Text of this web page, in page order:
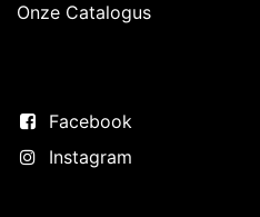
Onze Catalogus
Facebook
Instagram